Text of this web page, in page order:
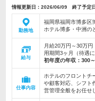
情報更新日：2026/06/09 終了予定
勤務地
福岡県福岡市博多区
ホテル博多・中洲の
給与
月給20万円～30万
用期間3ヶ月（待遇に
初年度の年収： 300
仕事内容
ホテルのフロントチ
や顧客対応、シフト
営管理全般をお任せ